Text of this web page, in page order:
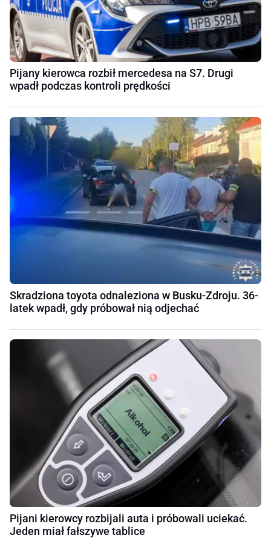
Pijany kierowca rozbił mercedesa na S7. Drugi
wpadł podczas kontroli prędkości
Skradziona toyota odnaleziona w Busku-Zdroju. 36-
latek wpadł, gdy próbował nią odjechać
Pijani kierowcy rozbijali auta i próbowali uciekać.
Jeden miał fałszywe tablice